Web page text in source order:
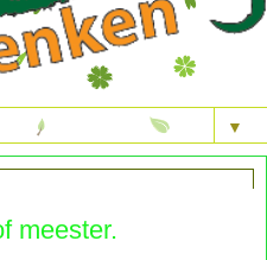
▼
meester.